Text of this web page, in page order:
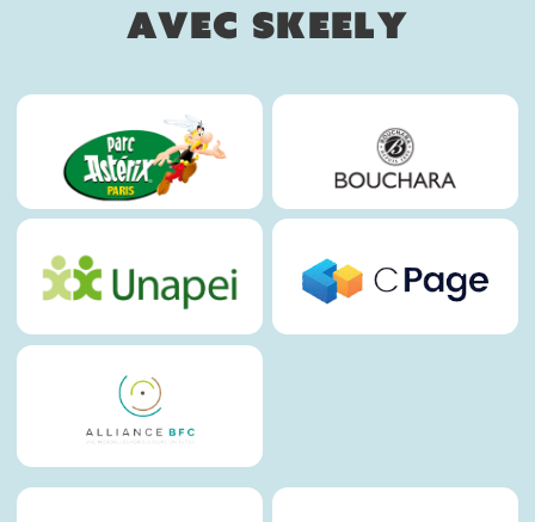
avec Skeely